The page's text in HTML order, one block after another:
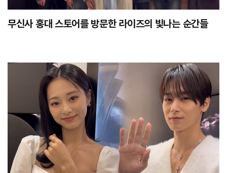
무신사 홍대 스토어를 방문한 라이즈의 빛나는 순간들